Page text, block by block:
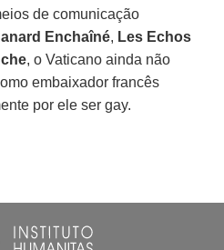
de comunicação
Enchaîné, Les Echos
, o Vaticano ainda não
embaixador francês
por ele ser gay.